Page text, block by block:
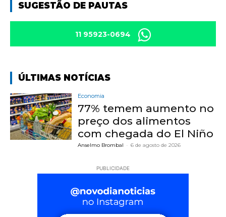
SUGESTÃO DE PAUTAS
11 95923-0694
ÚLTIMAS NOTÍCIAS
Economia
77% temem aumento no
preço dos alimentos
com chegada do El Niño
Anselmo Brombal - 6 de agosto de 2026
PUBLICIDADE